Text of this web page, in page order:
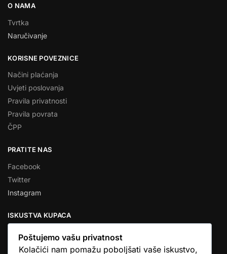
O NAMA
Tvrtka
Naručivanje
KORISNE POVEZNICE
Načini plaćanja
Uvjeti poslovanja
Pravila privatnosti
Pravila povrata
ČPP
PRATITE NAS
Facebook
Twitter
Instagram
ISKUSTVA KUPACA
Poštujemo vašu privatnost
Kolačići nam pomažu poboljšati vaše iskustvo,